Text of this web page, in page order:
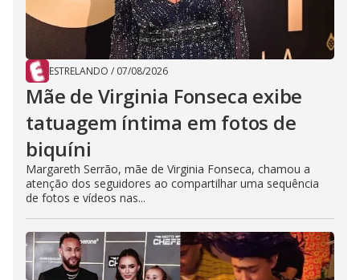
ESTRELANDO / 07/08/2026
Mãe de Virginia Fonseca exibe
tatuagem íntima em fotos de
biquíni
Margareth Serrão, mãe de Virginia Fonseca, chamou a
atenção dos seguidores ao compartilhar uma sequência
de fotos e vídeos nas...